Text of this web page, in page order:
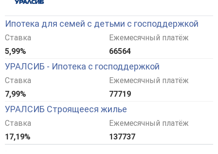
Ипотека для семей с детьми с господдержкой
Ставка
5,99%
Ежемесячный платёж
66564
УРАЛСИБ - Ипотека с господдержкой
Ставка
7,99%
Ежемесячный платёж
77719
УРАЛСИБ Строящееся жилье
Ставка
17,19%
Ежемесячный платёж
137737